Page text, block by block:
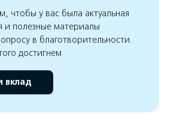
чтобы у вас была актуальная
полезные материалы
в благотворительности.
достигнем
вклад